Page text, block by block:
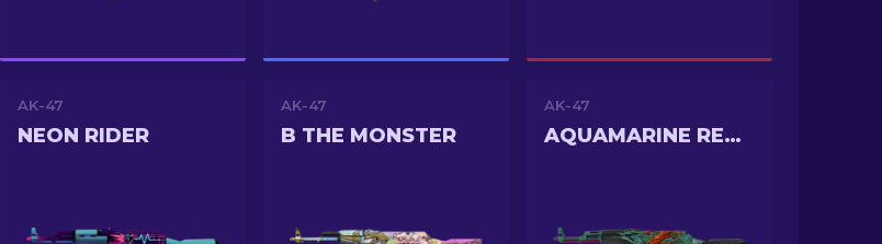
AK-47
NEON RIDER
AK-47
B THE MONSTER
AK-47
AQUAMARINE REVENGE